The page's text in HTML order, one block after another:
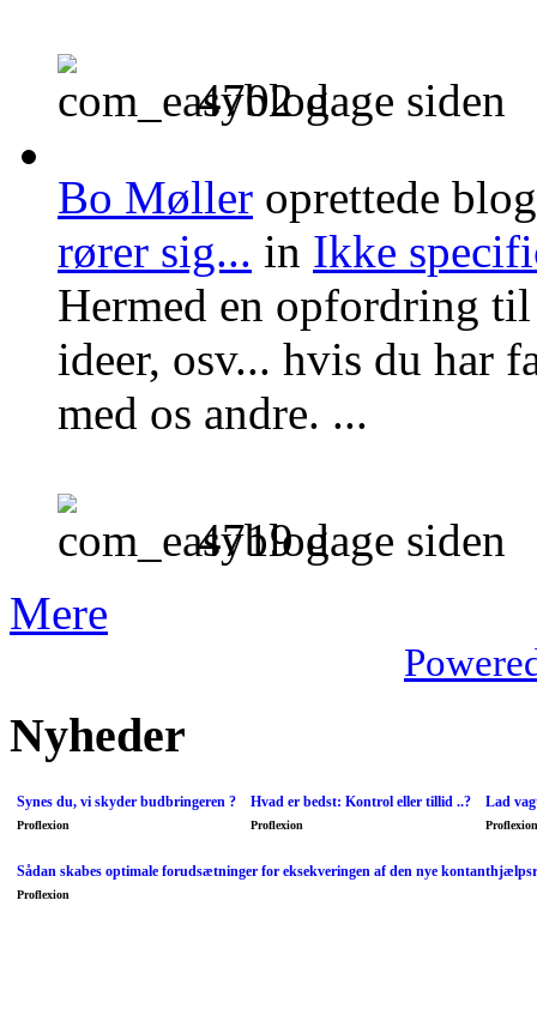
4702 dage siden
Bo Møller oprettede
rører sig... in Ikke
Hermed en opfordring
ideer, osv... hvis du har
med os andre. ...
4719 dage siden
Mere
Nyheder
Synes du, vi skyder budbringeren ?
Proflexion
Hvad er bedst: Kontrol eller tillid ..?
Proflexion
Lad
Proflexion
Sådan skabes optimale forudsætninger for eksekveringen af den nye
Proflexion